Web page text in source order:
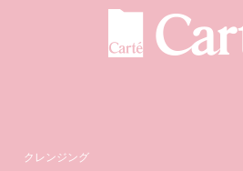
クレンジング